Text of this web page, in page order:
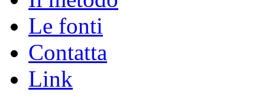
Le fonti
Contatta
Link